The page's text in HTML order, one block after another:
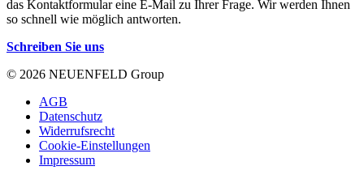
das Kontaktformular eine E-Mail zu Ihrer Frage. Wir werden Ihnen
so schnell wie möglich antworten.
Schreiben Sie uns
© 2026 NEUENFELD Group
AGB
Datenschutz
Widerrufsrecht
Cookie-Einstellungen
Impressum